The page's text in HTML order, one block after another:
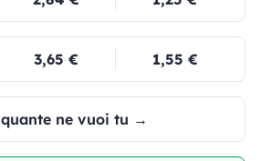
3,65 € 1,55 €
quante ne vuoi tu →